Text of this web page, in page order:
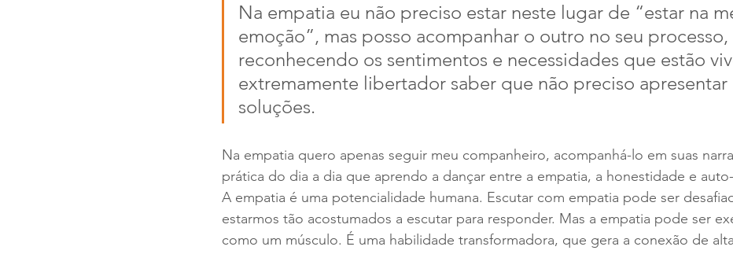
Na empatia eu não preciso estar neste lugar de “estar na
emoção”, mas posso acompanhar o outro no seu processo,
reconhecendo os sentimentos e necessidades que estão
extremamente libertador saber que não preciso apresentar
soluções.
Na empatia quero apenas seguir meu companheiro, acompanhá-lo em suas
prática do dia a dia que aprendo a dançar entre a empatia, a honestidade e
A empatia é uma potencialidade humana. Escutar com empatia pode ser
estarmos tão acostumados a escutar para responder. Mas a empatia pode ser
como um músculo. É uma habilidade transformadora, que gera a conexão de alta